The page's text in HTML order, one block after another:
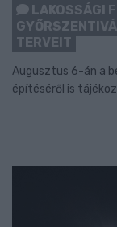
LAKOSSÁGI
TERVEIT
Augusztus 6-án a
építéséről is